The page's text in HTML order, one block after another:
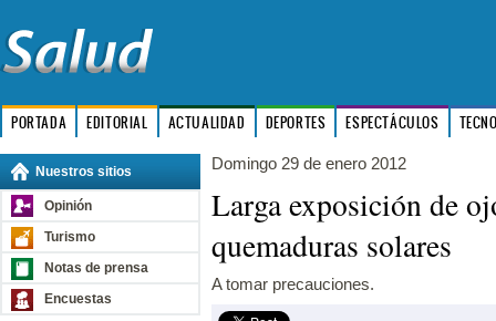
PORTADA EDITORIAL ACTUALIDAD DEPORTES ESPECTÁCULOS
Nuestros sitios
Opinión
Turismo
Notas de prensa
Encuestas
Domingo 29 de enero 2012
Larga exposición de
quemaduras solares
A tomar precauciones.